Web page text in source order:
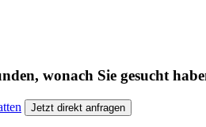
wonach Sie gesucht
Jetzt direkt anfragen